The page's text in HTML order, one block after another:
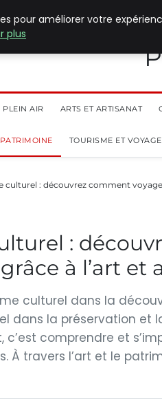
PLEIN AIR ARTS ET ARTISANAT
PATRIMOINE TOURISME ET VOYAGE
culturel : découvrez comment
:
à l’art et
culturel dans la
dans la préservation et
comprendre et
À travers l’art et le
pour améliorer votre
plus